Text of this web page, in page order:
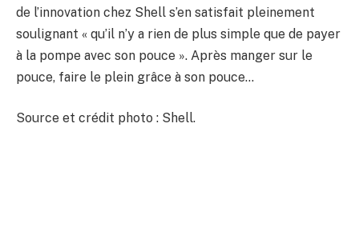
de l’innovation chez Shell s’en satisfait pleinement
soulignant « qu’il n’y a rien de plus simple que de payer
à la pompe avec son pouce ». Après manger sur le
pouce, faire le plein grâce à son pouce…
Source et crédit photo : Shell.